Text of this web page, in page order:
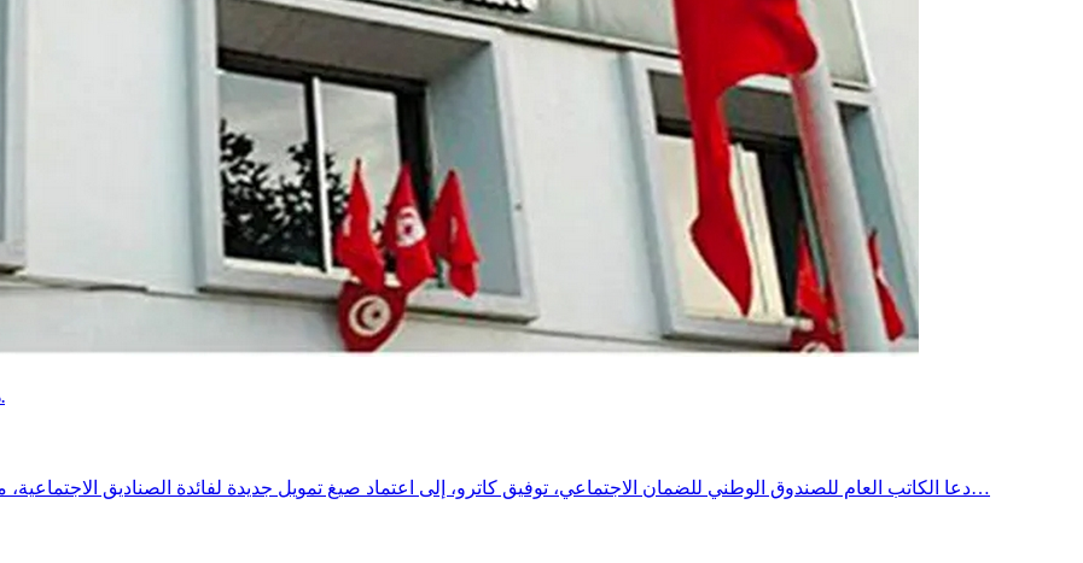
دعوات إلى صيغ تمويل جديدة ورقمنة الخدمات لضمان استدامة الصناديق الاجتماعية.
دعا الكاتب العام للصندوق الوطني للضمان الاجتماعي، توفيق كاترو، إلى اعتماد صيغ تمويل جديدة لفائدة الصناديق الاجتماعية، مؤكداً أن ذلك أصبح ضرورة لضمان استدامة المنظومة ومواصلة تقديم…